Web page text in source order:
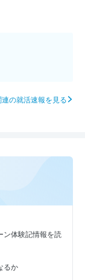
の就活速報を見る
ン体験記情報を読
るか